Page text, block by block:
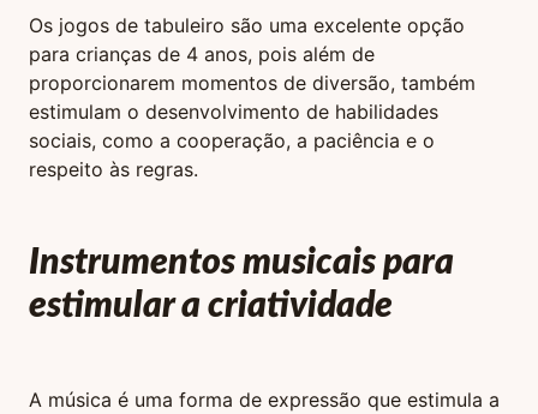
Os jogos de tabuleiro são uma excelente opção
para crianças de 4 anos, pois além de
proporcionarem momentos de diversão, também
estimulam o desenvolvimento de habilidades
sociais, como a cooperação, a paciência e o
respeito às regras.
Instrumentos musicais para
estimular a criatividade
A música é uma forma de expressão que estimula a